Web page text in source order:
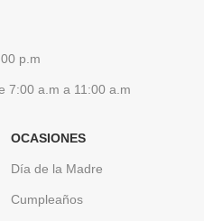
p.m
7:00 a.m a 11:00 a.m
OCASIONES
Día de la Madre
Cumpleaños